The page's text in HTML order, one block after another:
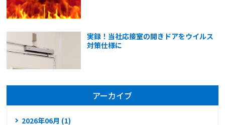
実録！当社応接室の開きドアをウイルス
対策仕様に
アーカイブ
2026年06月 (1)